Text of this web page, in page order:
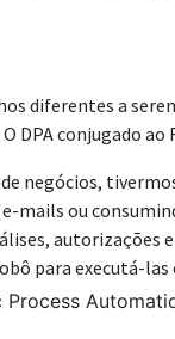
diferentes a
conjugado ao
negócios,
mails ou
para executá-